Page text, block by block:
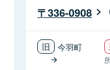
336-0908
今羽町